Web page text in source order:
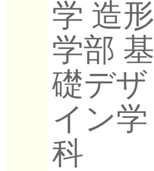
学 造形
学部 基
礎デザ
イン学
科